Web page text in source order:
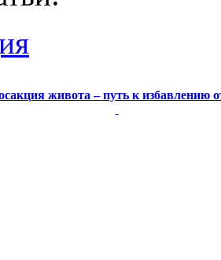
живота – путь к избавлению